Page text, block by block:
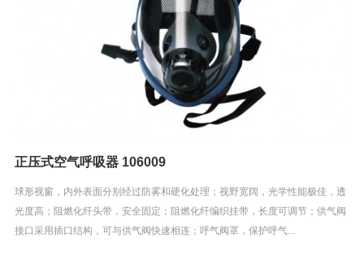
正压式空气呼吸器 106009
球形视窗，内外表面分别经过防雾和硬化处理；视野宽阔，光学性能极佳，透
光度高；阻燃化纤头带，安全固定；阻燃化纤编织挂带，长度可调节；供气阀
接口采用插口结构，可与供气阀快速相连；呼气阀罩，保护呼气...